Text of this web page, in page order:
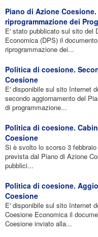
Piano di Azione
riprogrammazione dei
E' stato pubblicato sul sito del
Economica (DPS) il
riprogrammazione dei...
Politica di coesione.
Coesione
E' disponibile sul sito Internet
secondo aggiornamento del
di programmazione...
Politica di coesione.
Coesione
Si è svolto lo scorso 3
prevista dal Piano di Azione
pubblici...
Politica di coesione.
Coesione
E' disponibile sul sito Internet
Coesione Economica il
Coesione inviato alla...